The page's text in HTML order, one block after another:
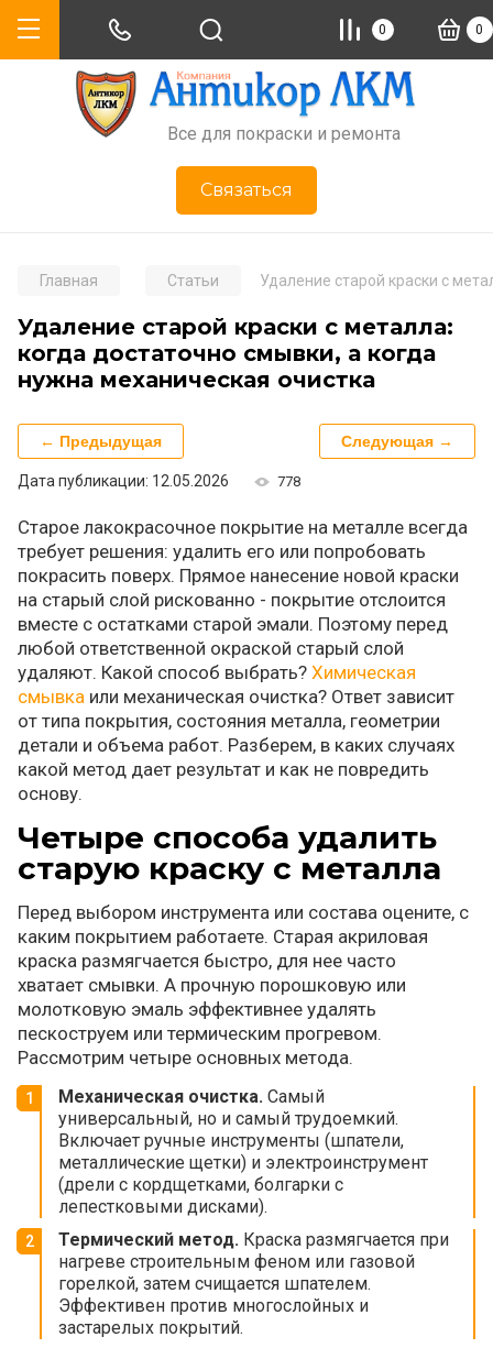
Все для покраски и ремонта
0 0
Связаться
Главная Статьи Удаление старой краски с
Удаление старой краски с металла:
когда достаточно смывки, а когда
нужна механическая очистка
← Предыдущая Следующая →
Дата публикации: 12.05.2026 778
Старое лакокрасочное покрытие на металле всегда
требует решения: удалить его или попробовать
покрасить поверх. Прямое нанесение новой краски
на старый слой рискованно - покрытие отслоится
вместе с остатками старой эмали. Поэтому перед
любой ответственной окраской старый слой
удаляют. Какой способ выбрать? Химическая
смывка или механическая очистка? Ответ зависит
от типа покрытия, состояния металла, геометрии
детали и объема работ. Разберем, в каких случаях
какой метод дает результат и как не повредить
основу.
Четыре способа удалить
старую краску с металла
Перед выбором инструмента или состава оцените, с
каким покрытием работаете. Старая акриловая
краска размягчается быстро, для нее часто
хватает смывки. А прочную порошковую или
молотковую эмаль эффективнее удалять
пескоструем или термическим прогревом.
Рассмотрим четыре основных метода.
Механическая очистка. Самый
универсальный, но и самый трудоемкий.
Включает ручные инструменты (шпатели,
металлические щетки) и электроинструмент
(дрели с кордщетками, болгарки с
лепестковыми дисками).
Термический метод. Краска размягчается при
нагреве строительным феном или газовой
горелкой, затем счищается шпателем.
Эффективен против многослойных и
застарелых покрытий.